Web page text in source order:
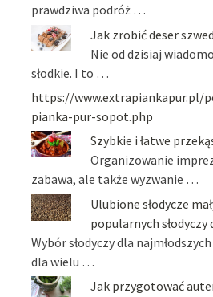
prawdziwa podróż …
Jak zrobić deser
Nie od dzisiaj
słodkie. I to …
https://www.extrapiankapur.pl/
pianka-pur-sopot.php
Szybkie i łatwe
Organizowanie
zabawa, ale także wyzwanie …
Ulubione słodycze
popularnych słodyczy
Wybór słodyczy dla
dla wielu …
Jak przygotować